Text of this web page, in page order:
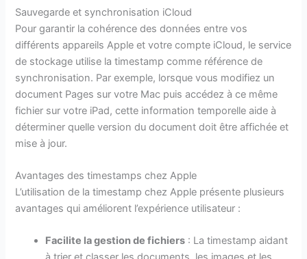
Sauvegarde et synchronisation iCloud
Pour garantir la cohérence des données entre vos
différents appareils Apple et votre compte iCloud, le service
de stockage utilise la timestamp comme référence de
synchronisation. Par exemple, lorsque vous modifiez un
document Pages sur votre Mac puis accédez à ce même
fichier sur votre iPad, cette information temporelle aide à
déterminer quelle version du document doit être affichée et
mise à jour.
Avantages des timestamps chez Apple
L’utilisation de la timestamp chez Apple présente plusieurs
avantages qui améliorent l’expérience utilisateur :
Facilite la gestion de fichiers : La timestamp aidant